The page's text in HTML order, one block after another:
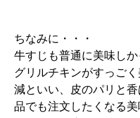
ちなみに・・・
牛すじも普通に美味しか
グリルチキンがすっご
減といい、皮のパリと
品でも注文したくなる